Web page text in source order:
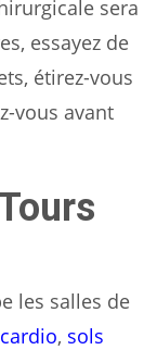
sera
essayez de
étirez-vous
vous avant
les salles de
cardio, sols